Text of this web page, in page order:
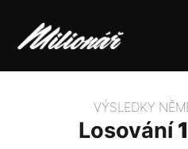
VÝSLEDKY
Losování